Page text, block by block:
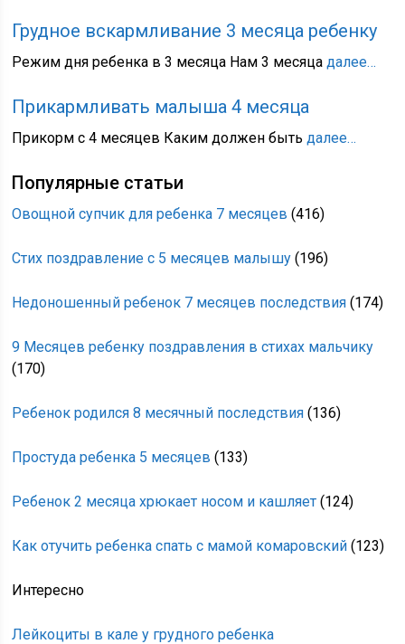
Грудное вскармливание 3 месяца ребенку
Режим дня ребенка в 3 месяца Нам 3 месяцадалее…
Прикармливать малыша 4 месяца
Прикорм с 4 месяцев Каким должен бытьдалее…
Популярные статьи
Овощной супчик для ребенка 7 месяцев (416)
Стих поздравление с 5 месяцев малышу (196)
Недоношенный ребенок 7 месяцев последствия (174)
9 Месяцев ребенку поздравления в стихах мальчику
(170)
Ребенок родился 8 месячный последствия (136)
Простуда ребенка 5 месяцев (133)
Ребенок 2 месяца хрюкает носом и кашляет (124)
Как отучить ребенка спать с мамой комаровский (123)
Интересно
Лейкоциты в кале у грудного ребенка